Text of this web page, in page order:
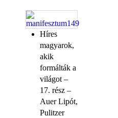
Híres
magyarok,
akik
formálták a
világot –
17. rész –
Auer Lipót,
Pulitzer